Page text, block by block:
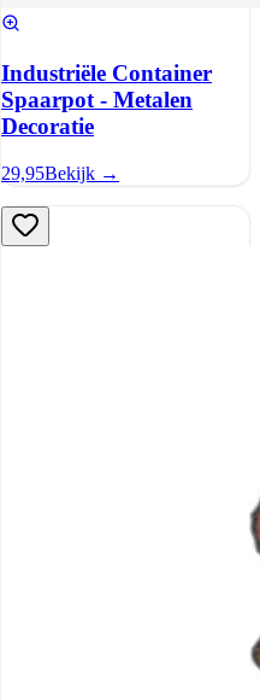
Industriële Container
Spaarpot - Metalen
Decoratie
29,95Bekijk →